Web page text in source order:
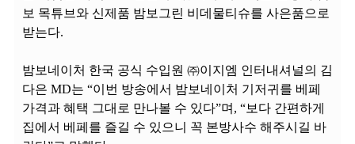
보 목튜브와 신제품 밤보그린 비데물티슈를 사은품으로
받는다.
밤보네이처 한국 공식 수입원 ㈜이지엠 인터내셔널의 김
다은 MD는 “이번 방송에서 밤보네이처 기저귀를 베페
가격과 혜택 그대로 만나볼 수 있다”며, “보다 간편하게
집에서 베페를 즐길 수 있으니 꼭 본방사수 해주시길 바